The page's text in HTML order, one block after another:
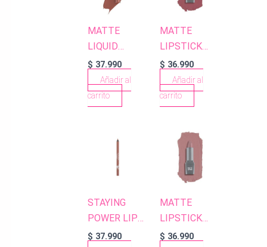
MATTE
LIQUID
LIPSTICK 503
TERRACOTTA
NUDE
$ 37.990
Añadir al
carrito
MATTE
LIPSTICK
415 DUSTY
PINK
$ 36.990
Añadir al
carrito
STAYING
POWER LIP
PENCIL 51
$ 37.990
MATTE
LIPSTICK
402 NUDE
$ 36.990